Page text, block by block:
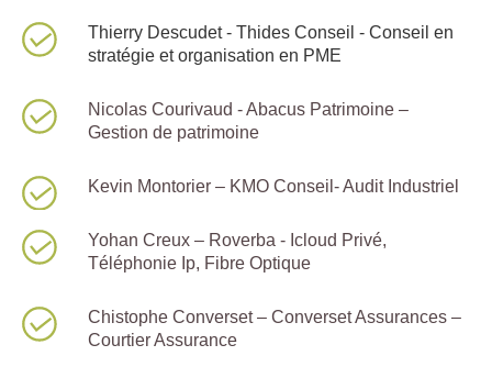
Thierry Descudet - Thides Conseil - Conseil en
stratégie et organisation en PME
Nicolas Courivaud - Abacus Patrimoine –
Gestion de patrimoine
Kevin Montorier – KMO Conseil- Audit Industriel
Yohan Creux – Roverba - Icloud Privé,
Téléphonie Ip, Fibre Optique
Chistophe Converset – Converset Assurances –
Courtier Assurance